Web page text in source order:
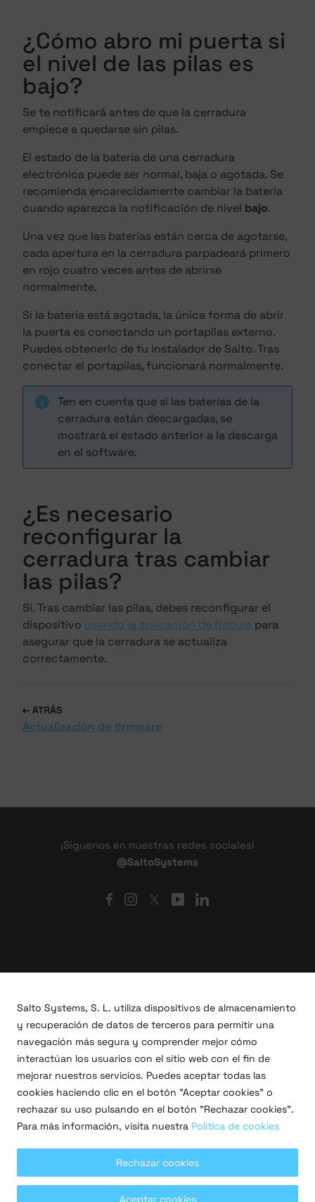
¿Cómo abro mi puerta si
el nivel de las pilas es
bajo?
Se te notificará antes de que la cerradura
empiece a quedarse sin pilas.
El estado de la batería de una cerradura
electrónica puede ser normal, baja o agotada. Se
recomienda encarecidamente cambiar la batería
cuando aparezca la notificación de nivel bajo.
Una vez que las baterías están cerca de agotarse,
cada apertura en la cerradura parpadeará primero
en rojo cuatro veces antes de abrirse
normalmente.
Si la batería está agotada, la única forma de abrir
la puerta es conectando un portapilas externo.
Puedes obtenerlo de tu instalador de Salto. Tras
conectar el portapilas, funcionará normalmente.
Ten en cuenta que si las baterías de la
cerradura están descargadas, se
mostrará el estado anterior a la descarga
en el software.
¿Es necesario
reconfigurar la
cerradura tras cambiar
las pilas?
Sí. Tras cambiar las pilas, debes reconfigurar el
dispositivo usando la aplicación de Nebula para
asegurar que la cerradura se actualiza
correctamente.
ATRÁS
Actualización de firmware
¡Síguenos en nuestras redes sociales!
@SaltoSystems
Copyright © 2026 Salto Systems, S.L.
Proyectos I+D+i
Legal
Política de privacidad
Política de cookies
Salto Systems, S. L. utiliza dispositivos de almacenamiento
y recuperación de datos de terceros para permitir una
navegación más segura y comprender mejor cómo
interactúan los usuarios con el sitio web con el fin de
mejorar nuestros servicios. Puedes aceptar todas las
cookies haciendo clic en el botón "Aceptar cookies" o
rechazar su uso pulsando en el botón "Rechazar cookies".
Para más información, visita nuestra Política de cookies
Rechazar cookies
Aceptar cookies